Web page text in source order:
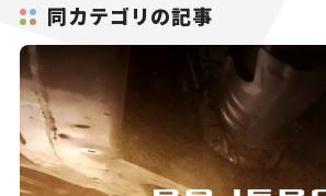
同カテゴリの記事